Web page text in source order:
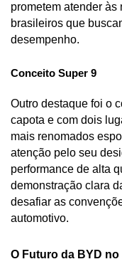
prometem atender
brasileiros que
desempenho.
Conceito Super 9
Outro destaque foi o
capota e com dois
mais renomados
atenção pelo seu
performance de alta
demonstração clara
desafiar as
automotivo.
O Futuro da BYD no